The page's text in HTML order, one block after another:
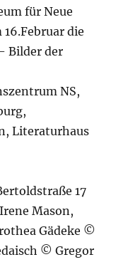
für Neue
die
Bilder der
NS,
Literaturhaus
17
Mason,
Gädeke ©
© Gregor